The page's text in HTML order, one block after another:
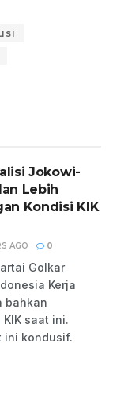
Jokowi-
Lebih
Kondisi KIK
AGO 0
Golkar
Kerja
bahkan
saat ini.
ini kondusif.